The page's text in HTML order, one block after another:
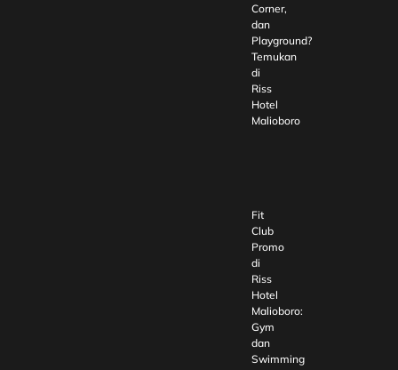
Corner,
dan
Playground?
Temukan
di
Riss
Hotel
Malioboro
Fit
Club
Promo
di
Riss
Hotel
Malioboro:
Gym
dan
Swimming